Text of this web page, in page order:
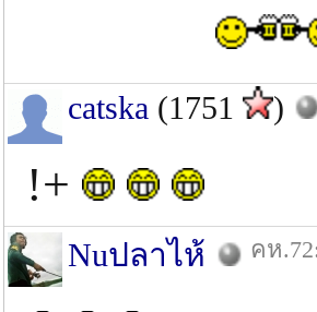
catska (1751 )
!+
Nuปลาไห้ คห